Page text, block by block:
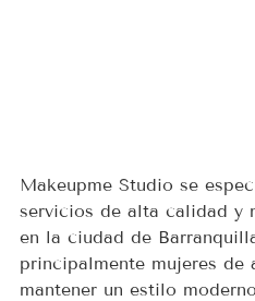
Makeupme Studio se
servicios de alta calidad y
en la ciudad de
principalmente mujeres de
mantener un estilo